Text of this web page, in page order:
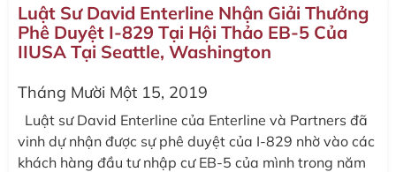
Luật Sư David Enterline Nhận Giải Thưởng
Phê Duyệt I-829 Tại Hội Thảo EB-5 Của
IIUSA Tại Seattle, Washington
Tháng Mười Một 15, 2019
Luật sư David Enterline của Enterline và Partners đã
vinh dự nhận được sự phê duyệt của I-829 nhờ vào các
khách hàng đầu tư nhập cư EB-5 của mình trong năm